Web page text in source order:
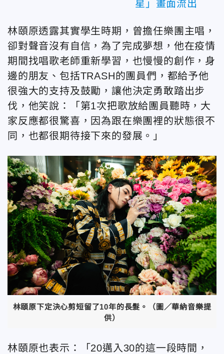
星」畫面流出
林頤原透露其實學生時期，曾擔任樂團主唱，
卻對聲音沒有自信，為了完成夢想，他在疫情
期間找唱歌老師重新學習，也慢慢的創作，身
邊的朋友、包括TRASH的團員們，都給予他
很強大的支持及鼓勵，讓他決定勇敢踏出步
伐，他笑說：「第1次把歌放給團員聽時，大
家反應都很驚喜，因為跟在樂團裡的狀態很不
同，也都很期待接下來的發展。」
林頤原下定決心剪短留了10年的長髮。（圖／華納音樂提
供）
林頤原也表示：「20邁入30的這一段時間，